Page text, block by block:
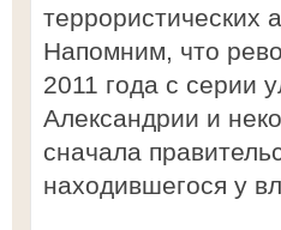
террористических
Напомним, что
2011 года с серии
Александрии и
сначала
находившегося у